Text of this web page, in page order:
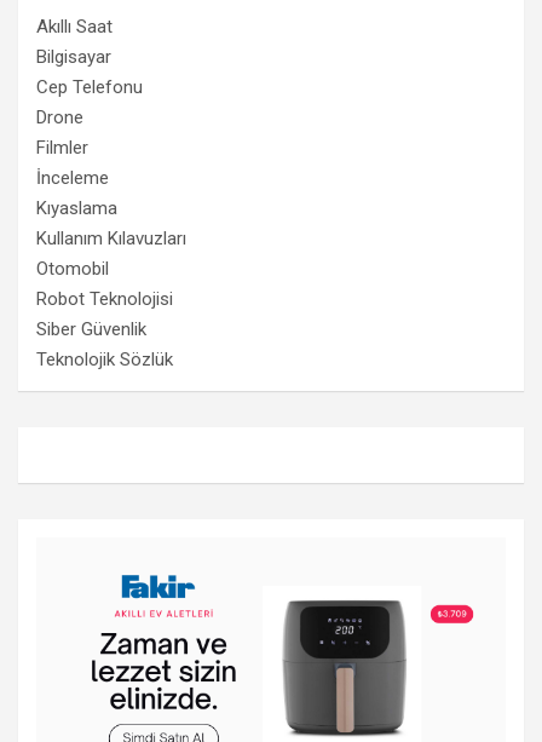
Akıllı Saat
Bilgisayar
Cep Telefonu
Drone
Filmler
İnceleme
Kıyaslama
Kullanım Kılavuzları
Otomobil
Robot Teknolojisi
Siber Güvenlik
Teknolojik Sözlük